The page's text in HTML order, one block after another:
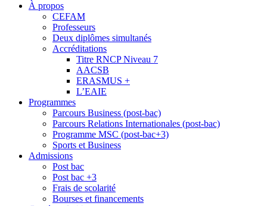
À propos
CEFAM
Professeurs
Deux diplômes simultanés
Accréditations
Titre RNCP Niveau 7
AACSB
ERASMUS +
L’EAIE
Programmes
Parcours Business (post-bac)
Parcours Relations Internationales (post-bac)
Programme MSC (post-bac+3)
Sports et Business
Admissions
Post bac
Post bac +3
Frais de scolarité
Bourses et financements